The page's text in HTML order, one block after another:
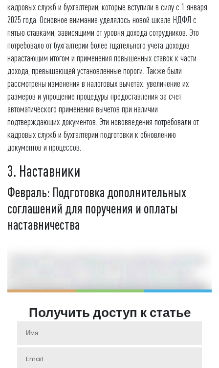
кадровых служб и бухгалтерии, которые вступили в силу с 1 января
2025 года. Основное внимание уделялось новой шкале НДФЛ с
пятью ставками, зависящими от уровня дохода сотрудников. Это
потребовало от бухгалтерии более тщательного учета доходов
нарастающим итогом и применения повышенных ставок к части
дохода, превышающей установленные пороги. Также были
рассмотрены изменения в налоговых вычетах: увеличение их
размеров и упрощение процедуры предоставления за счет
автоматического применения вычетов при наличии
подтверждающих документов. Эти нововведения потребовали от
кадровых служб и бухгалтерии подготовки к обновлению
документов и процессов.
3. Наставники
Февраль: Подготовка дополнительных
соглашений для поручения и оплаты
наставничества
Получить доступ к статье
09.11.2024 № 381-ФЗ. Эти изменения требуют обязательной оплаты
должен быть ниже установленного минимума, если таковой
предусмотрен нормативными актами.
Работа усложнится, так как потребуется составлять дополнительные
соответствующие выплаты. Для правильного применения новых